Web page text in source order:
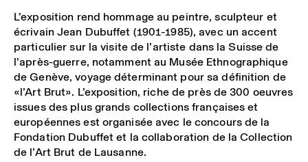
L’exposition rend hommage au peintre, sculpteur et
écrivain Jean Dubuffet (1901-1985), avec un accent
particulier sur la visite de l’artiste dans la Suisse de
l’après-guerre, notamment au Musée Ethnographique
de Genève, voyage déterminant pour sa définition de
«l’Art Brut». L’exposition, riche de près de 300 oeuvres
issues des plus grands collections françaises et
européennes est organisée avec le concours de la
Fondation Dubuffet et la collaboration de la Collection
de l’Art Brut de Lausanne.